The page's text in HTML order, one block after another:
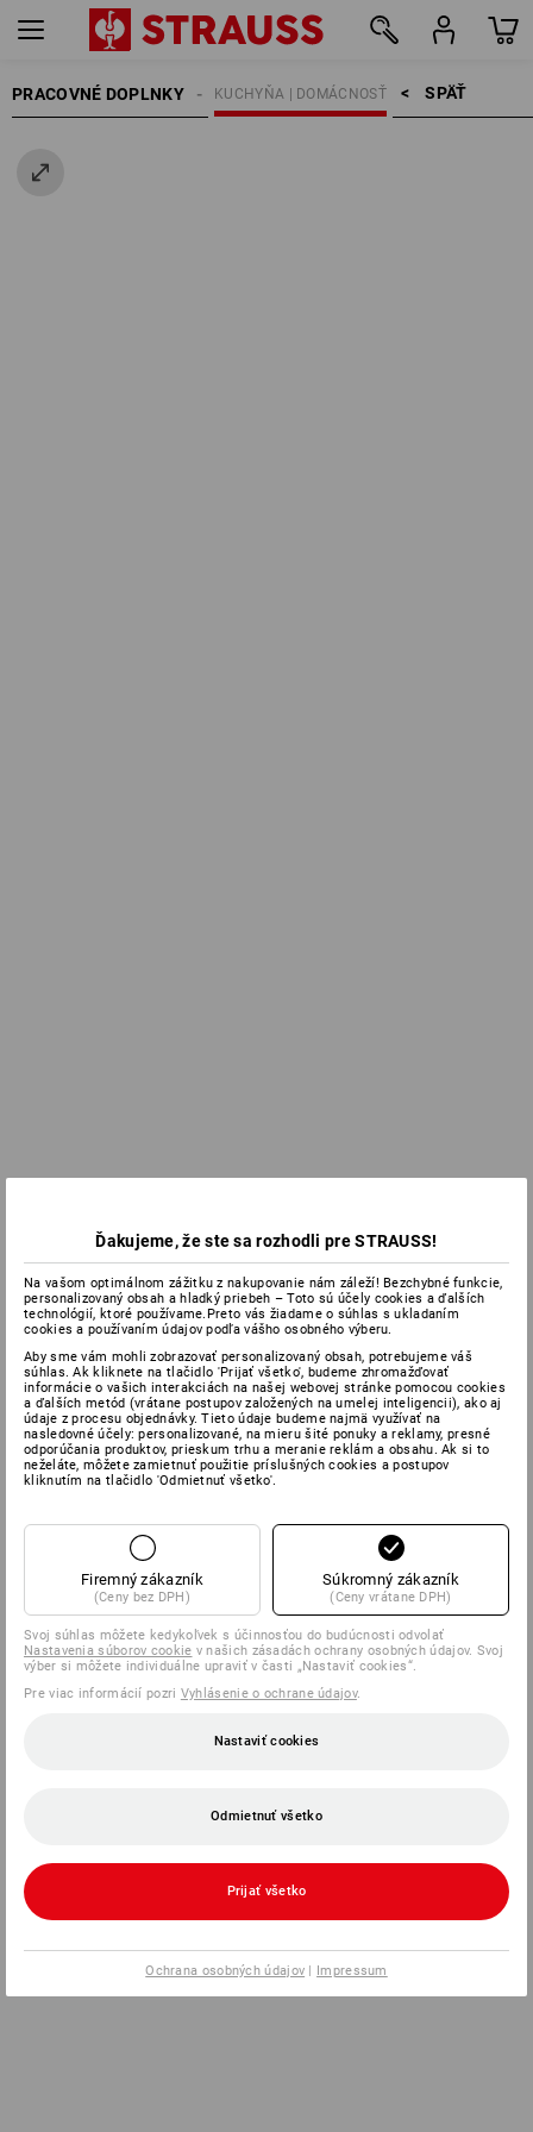
PRACOVNÉ DOPLNKY SPÄŤ    >
KUCHYŇA | DOMÁCNOSŤ
Ďakujeme, že ste sa rozhodli pre STRAUSS!
Na vašom optimálnom zážitku z nakupovanie nám záleží! Bezchybné funkcie,
personalizovaný obsah a hladký priebeh – Toto sú účely cookies a ďalších
technológií, ktoré používame.Preto vás žiadame o súhlas s ukladaním
cookies a používaním údajov podľa vášho osobného výberu.
Aby sme vám mohli zobrazovať personalizovaný obsah, potrebujeme váš
súhlas. Ak kliknete na tlačidlo 'Prijať všetko', budeme zhromažďovať
informácie o vašich interakciách na našej webovej stránke pomocou cookies
a ďalších metód (vrátane postupov založených na umelej inteligencii), ako aj
údaje z procesu objednávky. Tieto údaje budeme najmä využívať na
nasledovné účely: personalizované, na mieru šité ponuky a reklamy, presné
odporúčania produktov, prieskum trhu a meranie reklám a obsahu. Ak si to
neželáte, môžete zamietnuť použitie príslušných cookies a postupov
kliknutím na tlačidlo 'Odmietnuť všetko'.
Firemný zákazník
(Ceny bez DPH)
Súkromný zákazník
(Ceny vrátane DPH)
Svoj súhlas môžete kedykoľvek s účinnosťou do budúcnosti odvolať
Nastavenia súborov cookie v našich zásadách ochrany osobných údajov. Svoj
výber si môžete individuálne upraviť v časti „Nastaviť cookies“.
Pre viac informácií pozri Vyhlásenie o ochrane údajov.
Nastaviť cookies
Odmietnuť všetko
Prijať všetko
Ochrana osobných údajov | Impressum